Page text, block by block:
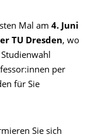
Mal am 4. Juni
TU Dresden, wo
per
für Sie
Sie sich